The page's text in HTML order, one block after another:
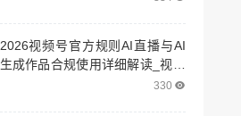
2026视频号官方规则AI直播与AI
生成作品合规使用详细解读_视频
330